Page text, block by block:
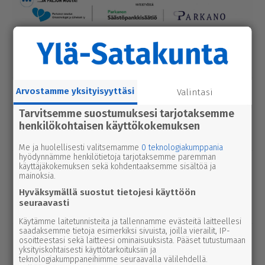
Luetuimmat
Tänään Viikko Kuukausi
uutinen8.8.2026 2.55
Syyttäjä ei nosta syytettä Parkanon
kal­ja­ko­hussa – luo­tet­ta­vaa kuvaa
tapah­tu­mien kulusta ei syntynyt
urheilu7.8.2026 14.00
Janne Ojala näkee Parkanon ase­man­
seu­dussa mah­dol­li­suu­den ravi- ja
tapah­tu­ma­kes­kuk­selle
kulttuuri9.8.2026 2.55
2000 kävijän raja meni rikki Karvia-
Arvostamme yksityisyyttäsi Valintasi
Tarvitsemme suostumuksesi tarjotaksemme
henkilökohtaisen käyttökokemuksen
Me ja huolellisesti valitsemamme 0 teknologiakumppania
hyödynnämme henkilötietoja tarjotaksemme paremman
käyttäjäkokemuksen sekä kohdentaaksemme sisältöä ja
mainoksia.
Hyväksymällä suostut tietojesi käyttöön
seuraavasti
Käytämme laitetunnisteita ja tallennamme evästeitä laitteellesi
saadaksemme tietoja esimerkiksi sivuista, joilla vierailit, IP-
osoitteestasi sekä laitteesi ominaisuuksista. Pääset tutustumaan
yksityiskohtaisesti käyttötarkoituksiin ja
teknologiakumppaneihimme seuraavalla välilehdellä.